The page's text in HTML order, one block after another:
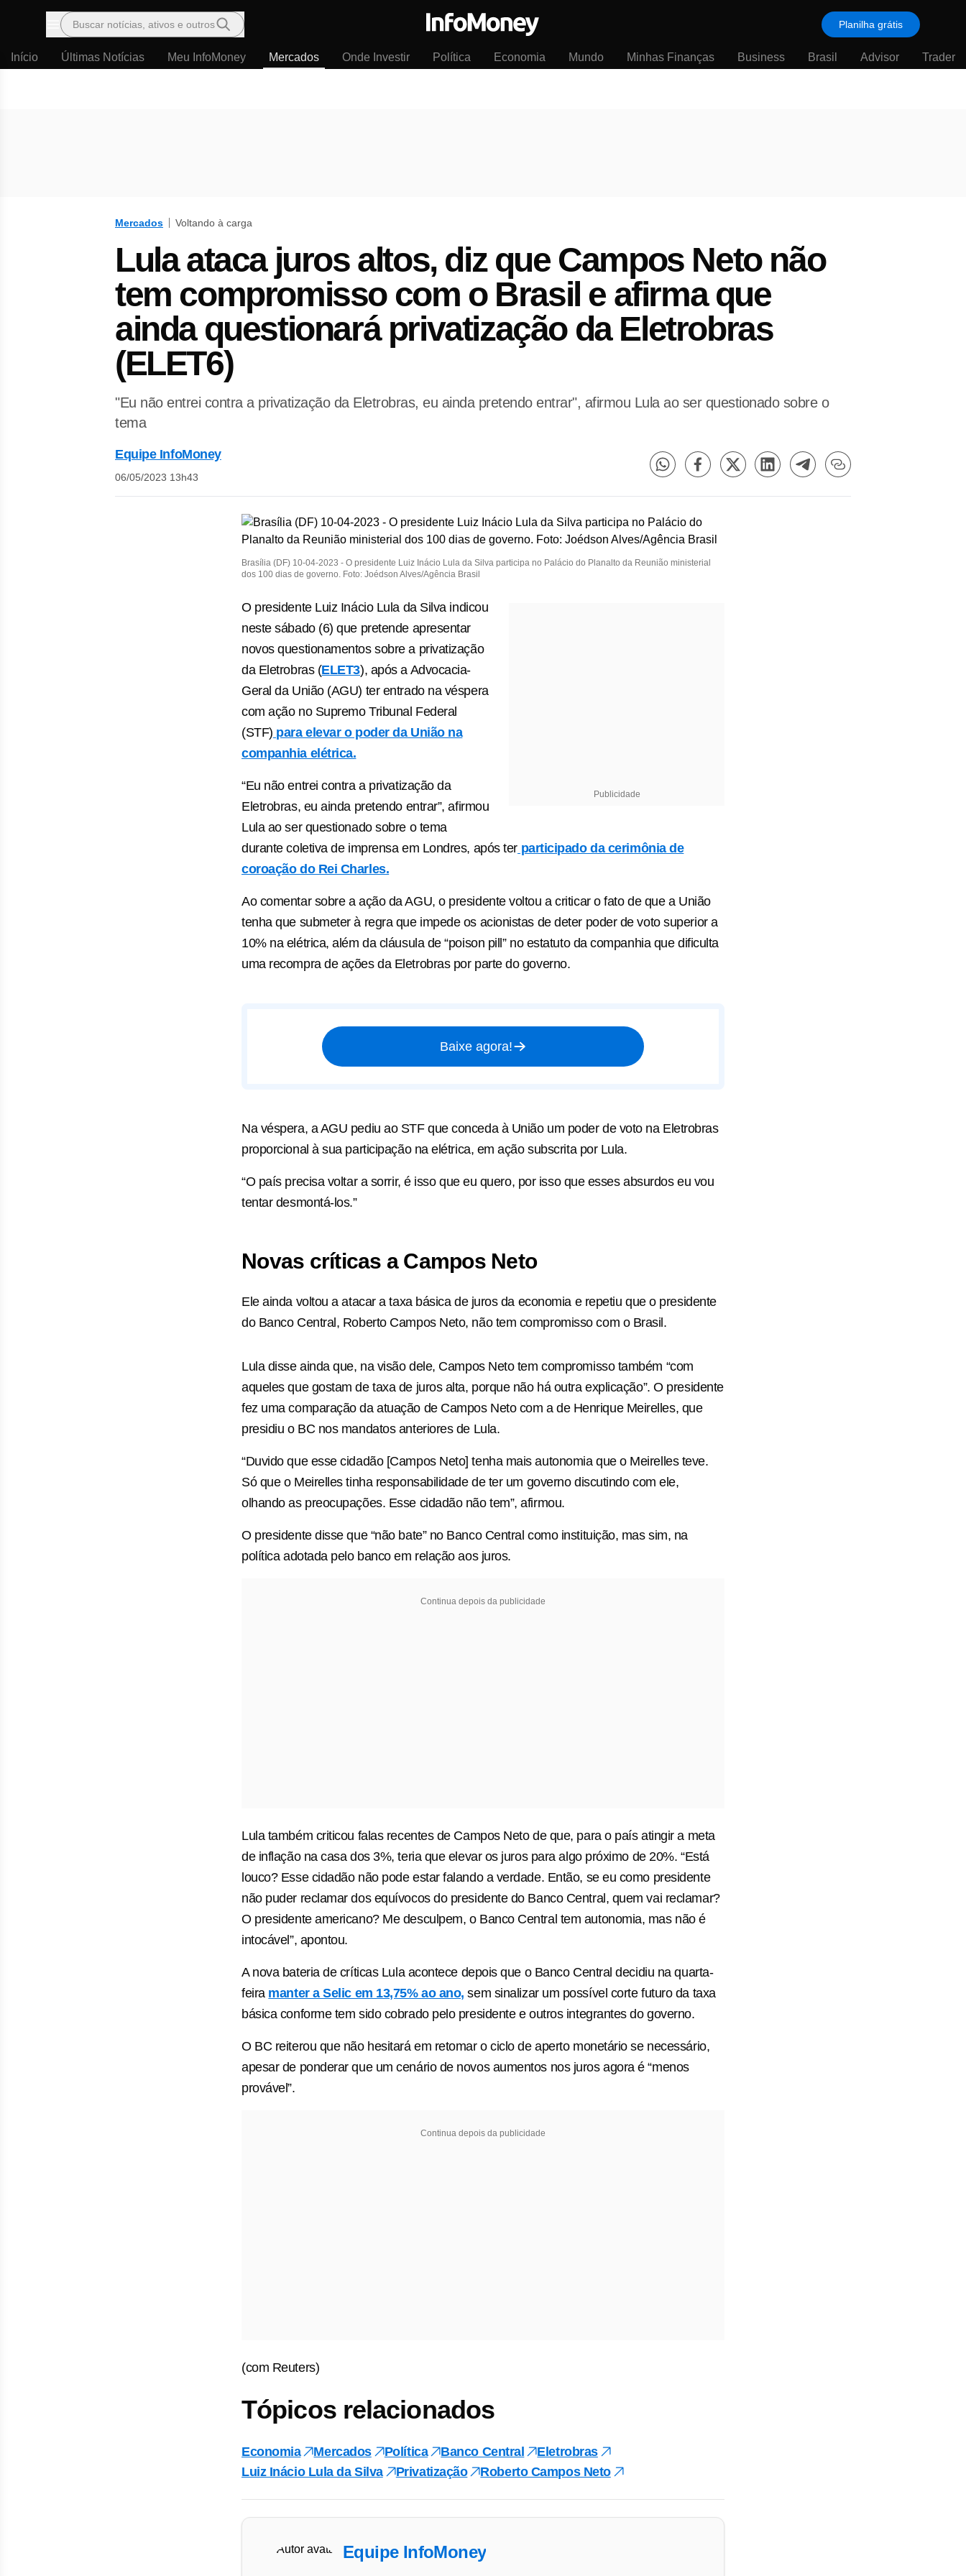
Menu
Buscar notícias, ativos e outros Planilha grátis
Início Últimas Notícias Meu InfoMoney Mercados Onde Investir Política Economia Mundo Minhas Finanças Business Brasil Advisor Trader
Mercados Voltando à carga
Lula ataca juros altos, diz que Campos Neto não
tem compromisso com o Brasil e afirma que
ainda questionará privatização da Eletrobras
(ELET6)
"Eu não entrei contra a privatização da Eletrobras, eu ainda pretendo entrar", afirmou Lula ao ser questionado sobre o
tema
Equipe InfoMoney
06/05/2023 13h43
Brasília (DF) 10-04-2023 - O presidente Luiz Inácio Lula da Silva participa no Palácio do Planalto da Reunião ministerial
dos 100 dias de governo. Foto: Joédson Alves/Agência Brasil
Publicidade
O presidente Luiz Inácio Lula da Silva indicou
neste sábado (6) que pretende apresentar
novos questionamentos sobre a privatização
da Eletrobras (ELET3), após a Advocacia-
Geral da União (AGU) ter entrado na véspera
com ação no Supremo Tribunal Federal
(STF) para elevar o poder da União na
companhia elétrica.
“Eu não entrei contra a privatização da
Eletrobras, eu ainda pretendo entrar”, afirmou
Lula ao ser questionado sobre o tema
durante coletiva de imprensa em Londres, após terparticipado da cerimônia de
coroação do Rei Charles.
Ao comentar sobre a ação da AGU, o presidente voltou a criticar o fato de que a União
tenha que submeter à regra que impede os acionistas de deter poder de voto superior a
10% na elétrica, além da cláusula de “poison pill” no estatuto da companhia que dificulta
uma recompra de ações da Eletrobras por parte do governo.
Baixe agora!
Na véspera, a AGU pediu ao STF que conceda à União um poder de voto na Eletrobras
proporcional à sua participação na elétrica, em ação subscrita por Lula.
“O país precisa voltar a sorrir, é isso que eu quero, por isso que esses absurdos eu vou
tentar desmontá-los.”
Novas críticas a Campos Neto
Ele ainda voltou a atacar a taxa básica de juros da economia e repetiu que o presidente
do Banco Central, Roberto Campos Neto, não tem compromisso com o Brasil.
Lula disse ainda que, na visão dele, Campos Neto tem compromisso também “com
aqueles que gostam de taxa de juros alta, porque não há outra explicação”. O presidente
fez uma comparação da atuação de Campos Neto com a de Henrique Meirelles, que
presidiu o BC nos mandatos anteriores de Lula.
“Duvido que esse cidadão [Campos Neto] tenha mais autonomia que o Meirelles teve.
Só que o Meirelles tinha responsabilidade de ter um governo discutindo com ele,
olhando as preocupações. Esse cidadão não tem”, afirmou.
O presidente disse que “não bate” no Banco Central como instituição, mas sim, na
política adotada pelo banco em relação aos juros.
Continua depois da publicidade
Lula também criticou falas recentes de Campos Neto de que, para o país atingir a meta
de inflação na casa dos 3%, teria que elevar os juros para algo próximo de 20%. “Está
louco? Esse cidadão não pode estar falando a verdade. Então, se eu como presidente
não puder reclamar dos equívocos do presidente do Banco Central, quem vai reclamar?
O presidente americano? Me desculpem, o Banco Central tem autonomia, mas não é
intocável”, apontou.
A nova bateria de críticas Lula acontece depois que o Banco Central decidiu na quarta-
feira manter a Selic em 13,75% ao ano, sem sinalizar um possível corte futuro da taxa
básica conforme tem sido cobrado pelo presidente e outros integrantes do governo.
O BC reiterou que não hesitará em retomar o ciclo de aperto monetário se necessário,
apesar de ponderar que um cenário de novos aumentos nos juros agora é “menos
provável”.
Continua depois da publicidade
(com Reuters)
Tópicos relacionados
Economia Mercados Política Banco Central
Eletrobras
Luiz Inácio Lula da Silva
Privatização Roberto Campos Neto
Equipe InfoMoney